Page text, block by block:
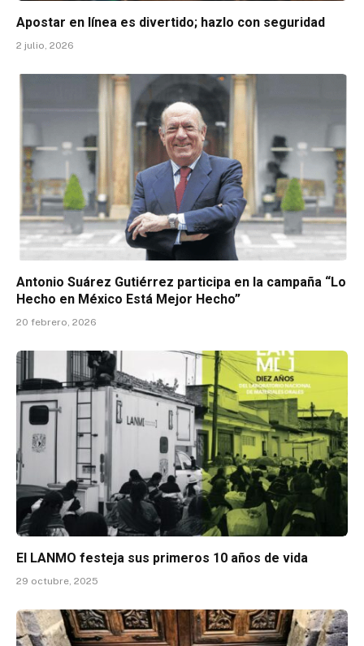
Apostar en línea es divertido; hazlo con seguridad
2 julio, 2026
Antonio Suárez Gutiérrez participa en la campaña “Lo
Hecho en México Está Mejor Hecho”
20 febrero, 2026
El LANMO festeja sus primeros 10 años de vida
29 octubre, 2025